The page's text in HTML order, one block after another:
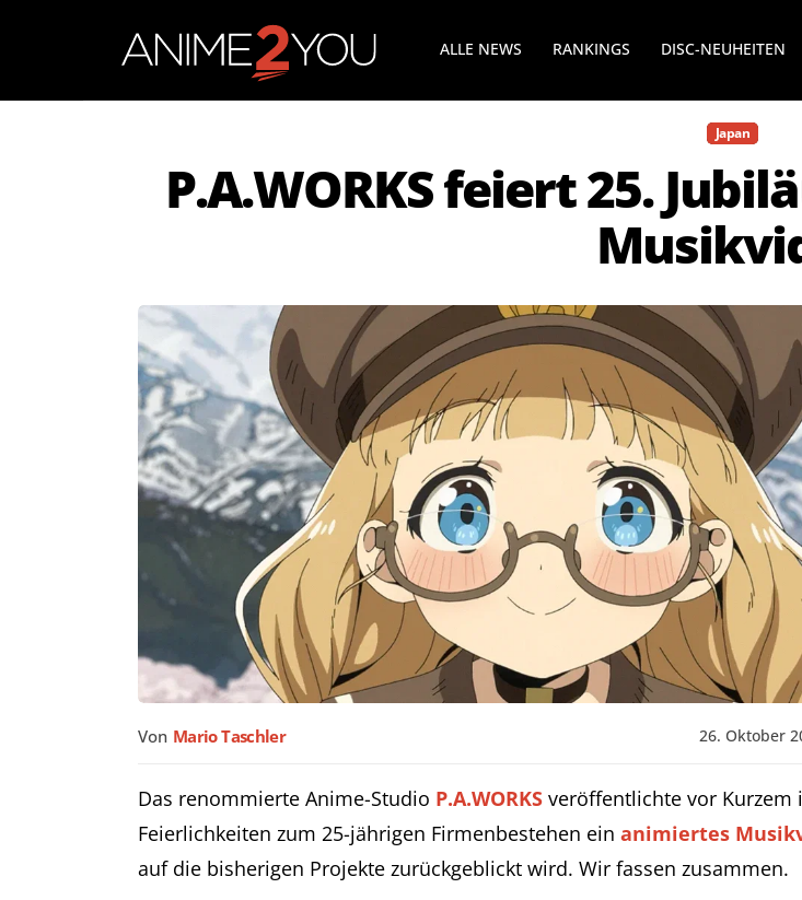
ALLE NEWS RANKINGS DISC-NEUHEITEN
Japan
P.A.WORKS feiert 25.
26. Oktober
Von Mario Taschler
Das renommierte Anime-Studio P.A.WORKS veröffentlichte vor Kurzem
Feierlichkeiten zum 25-jährigen Firmenbestehen ein animiertes
auf die bisherigen Projekte zurückgeblickt wird. Wir fassen zusammen.